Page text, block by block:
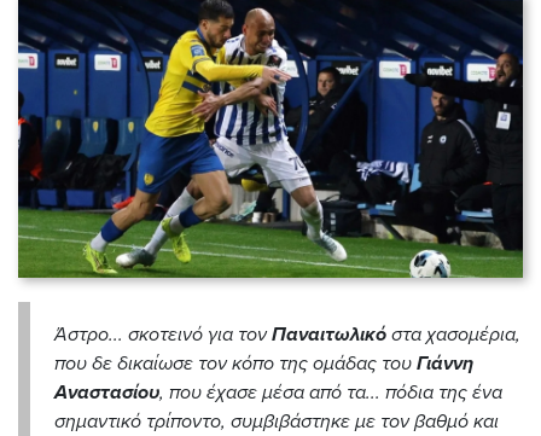
Άστρο... σκοτεινό για τονΠαναιτωλικό στα χασομέρια,
που δε δικαίωσε τον κόπο της ομάδας του Γιάννη
Αναστασίου, που έχασε μέσα από τα... πόδια της ένα
σημαντικό τρίποντο, συμβιβάστηκε με τον βαθμό και